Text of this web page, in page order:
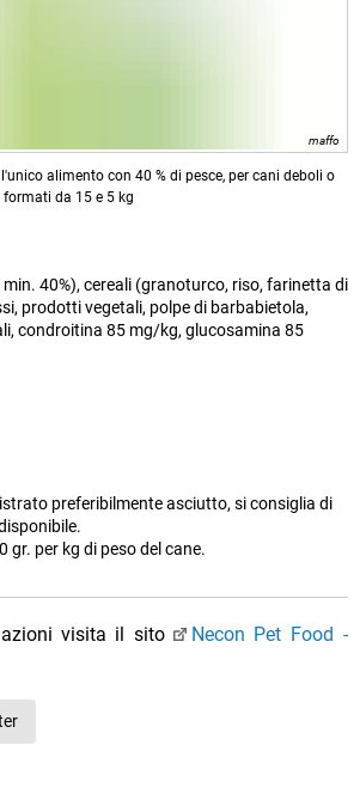
maffo
alimento con 40 % di pesce, per cani deboli o
da 15 e 5 kg
40%), cereali (granoturco, riso, farinetta di
prodotti vegetali, polpe di barbabietola,
condroitina 85 mg/kg, glucosamina 85
preferibilmente asciutto, si consiglia di
gr. per kg di peso del cane.
visita il sito
Necon Pet Food -